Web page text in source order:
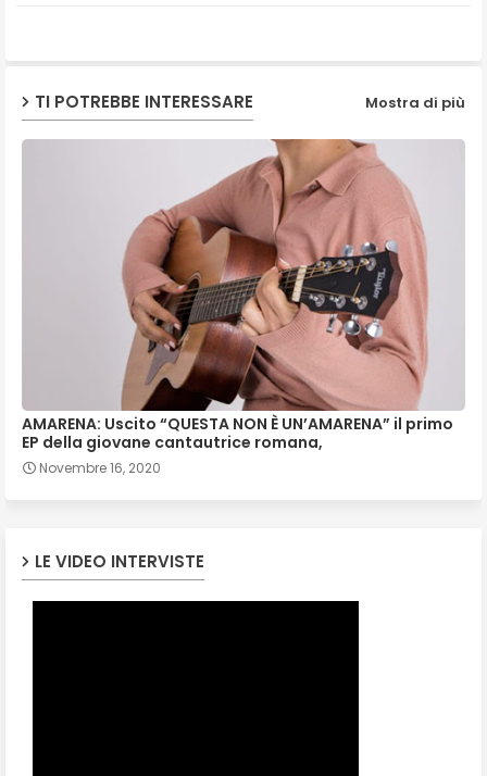
TI POTREBBE INTERESSARE Mostra di più
AMARENA: Uscito “QUESTA NON È UN’AMARENA” il primo
EP della giovane cantautrice romana,
Novembre 16, 2020
LE VIDEO INTERVISTE